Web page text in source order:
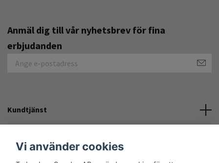
Anmäl dig till vår nyhetsbrev för fina
erbjudanden
Kundtjänst
Vi använder cookies